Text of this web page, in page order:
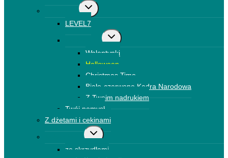
Przełącz
menu
podrzędne
LEVEL7
Przełącz
menu
podrzędne
Walentynki
Halloween
Christmas Time
Biało-czerwone Kadra Narodowa
Z Twoim nadrukiem
Twój pomysł
Z dżetami i cekinami
Przełącz
menu
ze skrzydłami